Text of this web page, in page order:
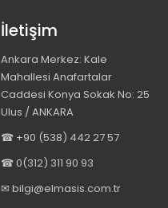
İletişim
Ankara Merkez: Kale
Mahallesi Anafartalar
Caddesi Konya Sokak No: 25
Ulus / ANKARA
☎ +90 (538) 442 27 57
☎ 0(312) 311 90 93
✉ bilgi@elmasis.com.tr